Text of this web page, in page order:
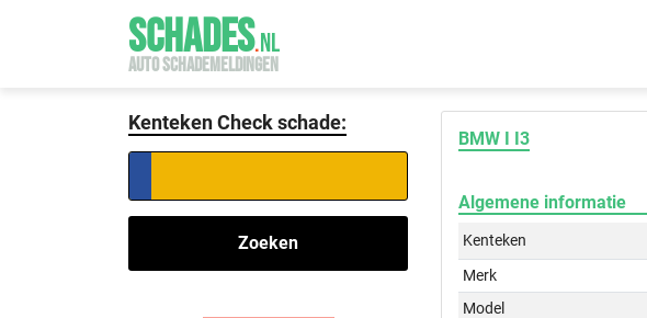
SCHADES.NL
AUTO SCHADEMELDINGEN
Kenteken Check schade:
Zoeken
BMW I I3
Algemene informatie
Kenteken
Merk
Model